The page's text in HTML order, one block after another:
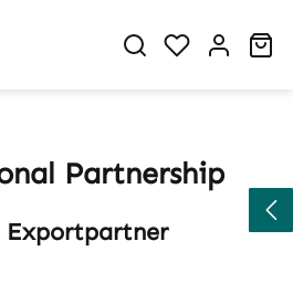
Du hast 0
Partnership
Exportpartner